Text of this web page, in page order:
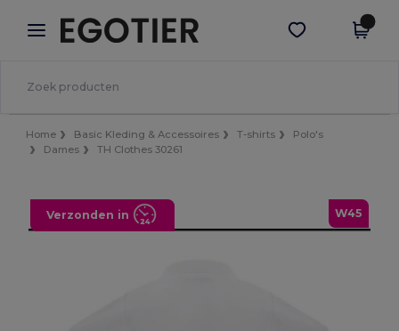
× Egotier-app
Betere prijzen in de app!
Download app
Home Basic Kleding & Accessoires T-shirts
Polo's
Dames
TH Clothes 30261
W45
Verzonden in